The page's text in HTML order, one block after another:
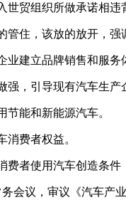
世贸组织所做承诺相
管住，该放的放开，强
建立品牌销售和服务
，引导现有汽车生产
节能和新能源汽车。
消费者权益。
费者使用汽车创造条
会议，审议《汽车产